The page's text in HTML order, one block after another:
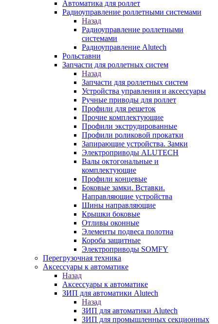
Автоматика для роллет
Радиоуправление роллетными системами
Назад
Радиоуправление роллетными
системами
Радиоуправление Alutech
Рольставни
Запчасти для роллетных систем
Назад
Запчасти для роллетных систем
Устройства управления и аксессуары
Ручные приводы для роллет
Профили для решеток
Прочие комплектующие
Профили экструдированные
Профили роликовой прокатки
Запирающие устройства. Замки
Электроприводы ALUTECH
Валы октогональные и
комплектующие
Профили концевые
Боковые замки. Вставки.
Направляющие устройства
Шины направляющие
Крышки боковые
Отливы оконные
Элементы подвеса полотна
Короба защитные
Электроприводы SOMFY
Перегрузочная техника
Аксессуары к автоматике
Назад
Аксессуары к автоматике
ЗИП для автоматики Alutech
Назад
ЗИП для автоматики Alutech
ЗИП для промышленных секционных